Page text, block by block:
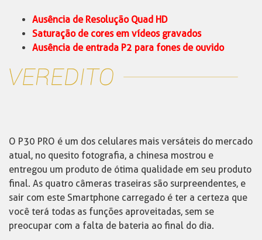
Ausência de Resolução Quad HD
Saturação de cores em vídeos gravados
Ausência de entrada P2 para fones de ouvido
O P30 PRO é um dos celulares mais versáteis do mercado
atual, no quesito fotografia, a chinesa mostrou e
entregou um produto de ótima qualidade em seu produto
final. As quatro câmeras traseiras são surpreendentes, e
sair com este Smartphone carregado é ter a certeza que
você terá todas as funções aproveitadas, sem se
preocupar com a falta de bateria ao final do dia.